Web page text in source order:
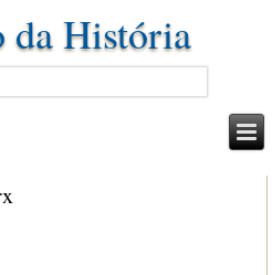
da História